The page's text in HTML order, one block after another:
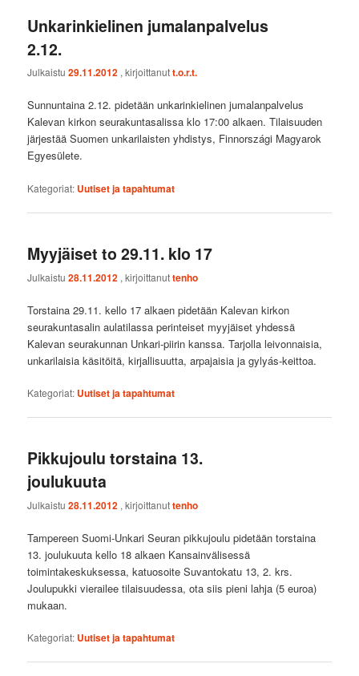
Unkarinkielinen jumalanpalvelus
2.12.
Julkaistu29.11.2012 , kirjoittanutt.o.r.t.
Sunnuntaina 2.12. pidetään unkarinkielinen jumalanpalvelus
Kalevan kirkon seurakuntasalissa klo 17:00 alkaen. Tilaisuuden
järjestää Suomen unkarilaisten yhdistys, Finnországi Magyarok
Egyesülete.
Kategoriat: Uutiset ja tapahtumat
Myyjäiset to 29.11. klo 17
Julkaistu28.11.2012 , kirjoittanuttenho
Torstaina 29.11. kello 17 alkaen pidetään Kalevan kirkon
seurakuntasalin aulatilassa perinteiset myyjäiset yhdessä
Kalevan seurakunnan Unkari-piirin kanssa. Tarjolla leivonnaisia,
unkarilaisia käsitöitä, kirjallisuutta, arpajaisia ja gylyás-keittoa.
Kategoriat: Uutiset ja tapahtumat
Pikkujoulu torstaina 13.
joulukuuta
Julkaistu28.11.2012 , kirjoittanuttenho
Tampereen Suomi-Unkari Seuran pikkujoulu pidetään torstaina
13. joulukuuta kello 18 alkaen Kansainvälisessä
toimintakeskuksessa, katuosoite Suvantokatu 13, 2. krs.
Joulupukki vierailee tilaisuudessa, ota siis pieni lahja (5 euroa)
mukaan.
Kategoriat: Uutiset ja tapahtumat